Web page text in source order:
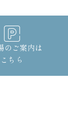
のご案内は
こちら